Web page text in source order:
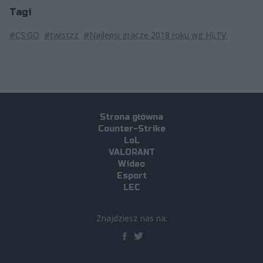
Tagi
#CS:GO #twistzz #Najlepsi gracze 2018 roku wg HLTV
Strona główna
Counter-Strike
LoL
VALORANT
Wideo
Esport
LEC
Znajdziesz nas na: